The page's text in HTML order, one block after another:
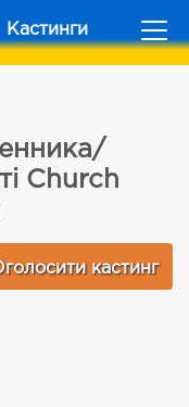
Кастинги
Church
кастинг